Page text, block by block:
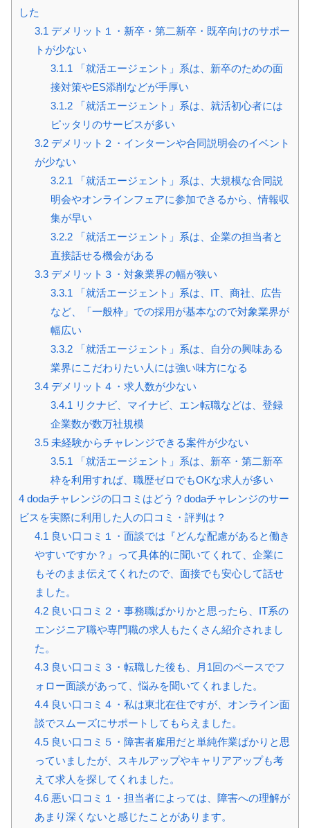
した
3.1 デメリット１・新卒・第二新卒・既卒向けのサポー
トが少ない
3.1.1 「就活エージェント」系は、新卒のための面
接対策やES添削などが手厚い
3.1.2「就活エージェント」系は、就活初心者には
ピッタリのサービスが多い
3.2デメリット２・インターンや合同説明会のイベント
が少ない
3.2.1 「就活エージェント」系は、大規模な合同説
明会やオンラインフェアに参加できるから、情報収
集が早い
3.2.2「就活エージェント」系は、企業の担当者と
直接話せる機会がある
3.3デメリット３・対象業界の幅が狭い
3.3.1 「就活エージェント」系は、IT、商社、広告
など、「一般枠」での採用が基本なので対象業界が
幅広い
3.3.2「就活エージェント」系は、自分の興味ある
業界にこだわりたい人には強い味方になる
3.4デメリット４・求人数が少ない
3.4.1 リクナビ、マイナビ、エン転職などは、登録
企業数が数万社規模
3.5未経験からチャレンジできる案件が少ない
3.5.1 「就活エージェント」系は、新卒・第二新卒
枠を利用すれば、職歴ゼロでもOKな求人が多い
4 dodaチャレンジの口コミはどう？dodaチャレンジのサー
ビスを実際に利用した人の口コミ・評判は？
4.1 良い口コミ１・面談では『どんな配慮があると働き
やすいですか？』って具体的に聞いてくれて、企業に
もそのまま伝えてくれたので、面接でも安心して話せ
ました。
4.2良い口コミ２・事務職ばかりかと思ったら、IT系の
エンジニア職や専門職の求人もたくさん紹介されまし
た。
4.3良い口コミ３・転職した後も、月1回のペースでフ
ォロー面談があって、悩みを聞いてくれました。
4.4良い口コミ４・私は東北在住ですが、オンライン面
談でスムーズにサポートしてもらえました。
4.5良い口コミ５・障害者雇用だと単純作業ばかりと思
っていましたが、スキルアップやキャリアアップも考
えて求人を探してくれました。
4.6悪い口コミ１・担当者によっては、障害への理解が
あまり深くないと感じたことがあります。